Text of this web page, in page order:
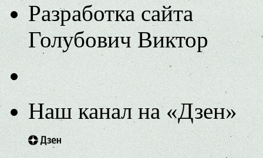
Разработка сайта
Голубович Виктор
Наш канал на «Дзен»